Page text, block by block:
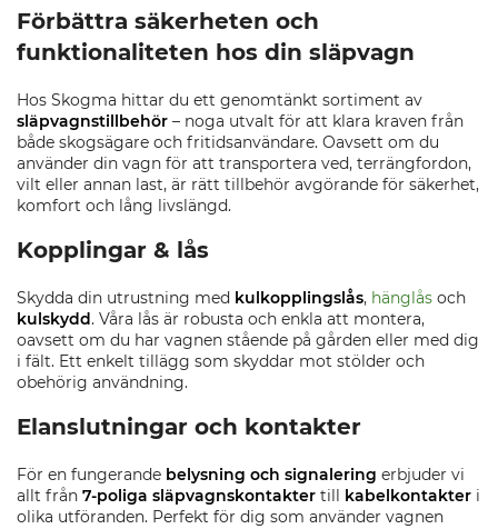
Förbättra säkerheten och
funktionaliteten hos din släpvagn
Hos Skogma hittar du ett genomtänkt sortiment av
släpvagnstillbehör – noga utvalt för att klara kraven från
både skogsägare och fritidsanvändare. Oavsett om du
använder din vagn för att transportera ved, terrängfordon,
vilt eller annan last, är rätt tillbehör avgörande för säkerhet,
komfort och lång livslängd.
Kopplingar & lås
Skydda din utrustning med kulkopplingslås, hänglås och
kulskydd. Våra lås är robusta och enkla att montera,
oavsett om du har vagnen stående på gården eller med dig
i fält. Ett enkelt tillägg som skyddar mot stölder och
obehörig användning.
Elanslutningar och kontakter
För en fungerande belysning och signalering erbjuder vi
allt från 7-poliga släpvagnskontakter till kabelkontakter i
olika utföranden. Perfekt för dig som använder vagnen